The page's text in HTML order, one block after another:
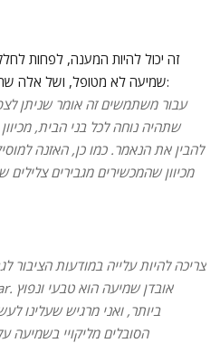
זה יכול להיות המענה, לפחות
שמיעה לא מטופל, ושל אלה שרוצים לתקשר איתם. עוד הוא מציין:
עבור משתמשים זה אומר שניתן
שתהיה נוחה לכל בני הבית,
להבין את הנאמר. כמו כן, האזנה
מכיוון שהמכשירים מגבירים
צריכה להיות עלייה במודעות הציבור
ביותר, ואני מרגיש שעלינו
הסובלים מליקויי בשמיעה